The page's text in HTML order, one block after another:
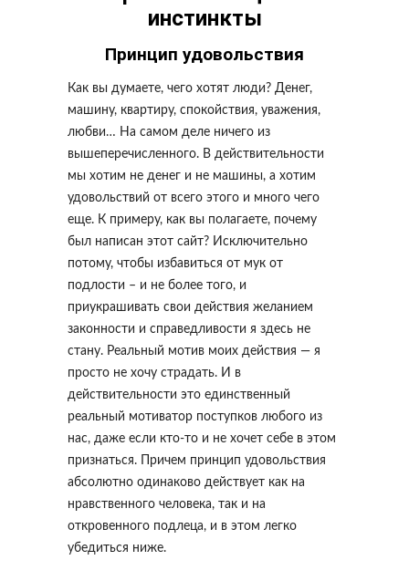
инстинкты
Принцип удовольствия
Как вы думаете, чего хотят люди? Денег,
машину, квартиру, спокойствия, уважения,
любви… На самом деле ничего из
вышеперечисленного. В действительности
мы хотим не денег и не машины, а хотим
удовольствий от всего этого и много чего
еще. К примеру, как вы полагаете, почему
был написан этот сайт? Исключительно
потому, чтобы избавиться от мук от
подлости – и не более того, и
приукрашивать свои действия желанием
законности и справедливости я здесь не
стану. Реальный мотив моих действия — я
просто не хочу страдать. И в
действительности это единственный
реальный мотиватор поступков любого из
нас, даже если кто-то и не хочет себе в этом
признаться. Причем принцип удовольствия
абсолютно одинаково действует как на
нравственного человека, так и на
откровенного подлеца, и в этом легко
убедиться ниже.